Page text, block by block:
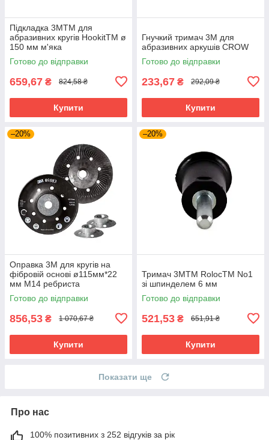
Підкладка 3MTM для
абразивних кругів HookitTM ø
150 мм м'яка
Готово до відправки
659,67 ₴ 824,58 ₴
Купити
Гнучкий тримач 3M для
абразивних аркушів CROW
Готово до відправки
233,67 ₴ 292,09 ₴
Купити
–20%
Оправка 3M для кругів на
фібровій основі ø115мм*22
мм М14 ребриста
Готово до відправки
856,53 ₴ 1 070,67 ₴
Купити
–20%
Тримач 3MTM RolocTM No1
зі шпинделем 6 мм
Готово до відправки
521,53 ₴ 651,91 ₴
Купити
Показати ще
Про нас
100% позитивних з 252 відгуків за рік